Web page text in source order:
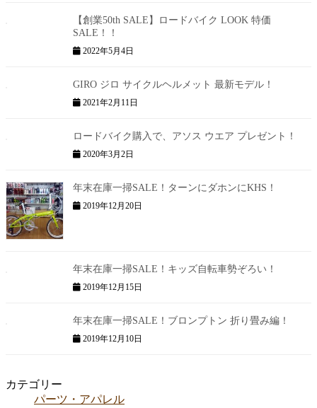
【創業50th SALE】ロードバイク LOOK 特価
SALE！！
2022年5月4日
GIRO ジロ サイクルヘルメット 最新モデル！
2021年2月11日
ロードバイク購入で、アソス ウエア プレゼント！
2020年3月2日
年末在庫一掃SALE！ターンにダホンにKHS！
2019年12月20日
年末在庫一掃SALE！キッズ自転車勢ぞろい！
2019年12月15日
年末在庫一掃SALE！ブロンプトン 折り畳み編！
2019年12月10日
カテゴリー
パーツ・アパレル